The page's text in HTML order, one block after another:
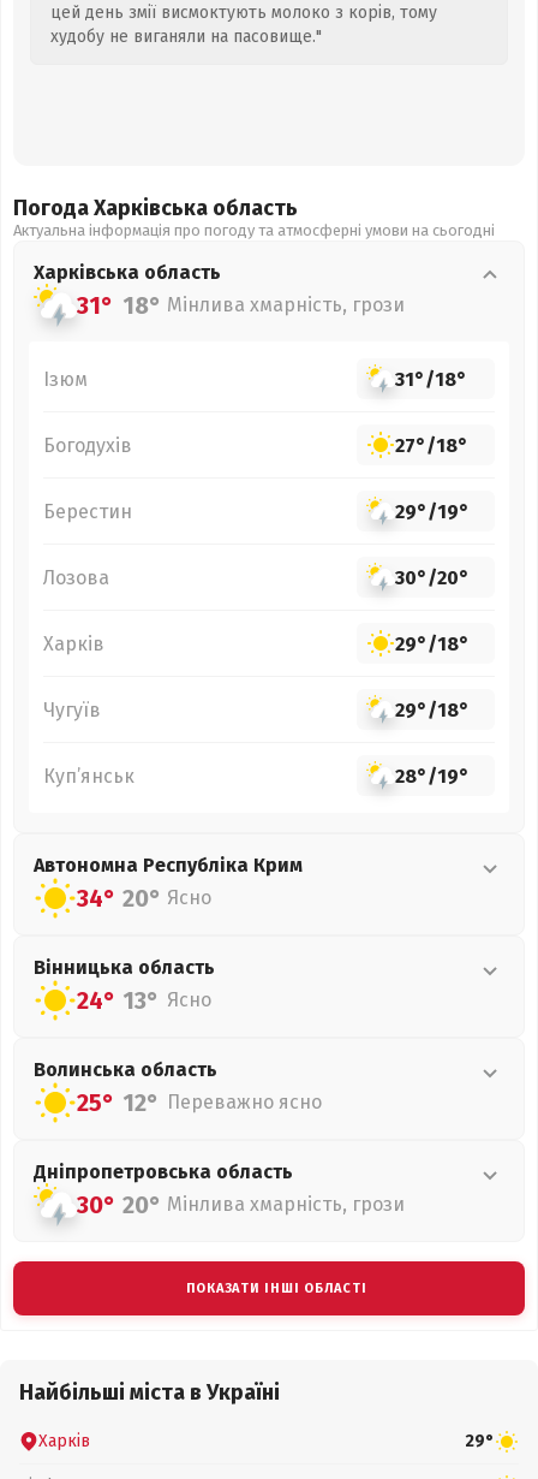
цей день змії висмоктують молоко з корів, тому
худобу не виганяли на пасовище."
Погода Харківська область
Актуальна інформація про погоду та атмосферні умови на сьогодні
Харківська область
31° 18° Мінлива хмарність, грози
Ізюм 31°/18°
Богодухів 27°/18°
Берестин 29°/19°
Лозова 30°/20°
Харків 29°/18°
Чугуїв 29°/18°
Куп’янськ 28°/19°
Автономна Республіка Крим
34° 20° Ясно
Вінницька область
24° 13° Ясно
Волинська область
25° 12° Переважно ясно
Дніпропетровська область
30° 20° Мінлива хмарність, грози
ПОКАЗАТИ ІНШІ ОБЛАСТІ
Найбільші міста в Україні
Харків 29°